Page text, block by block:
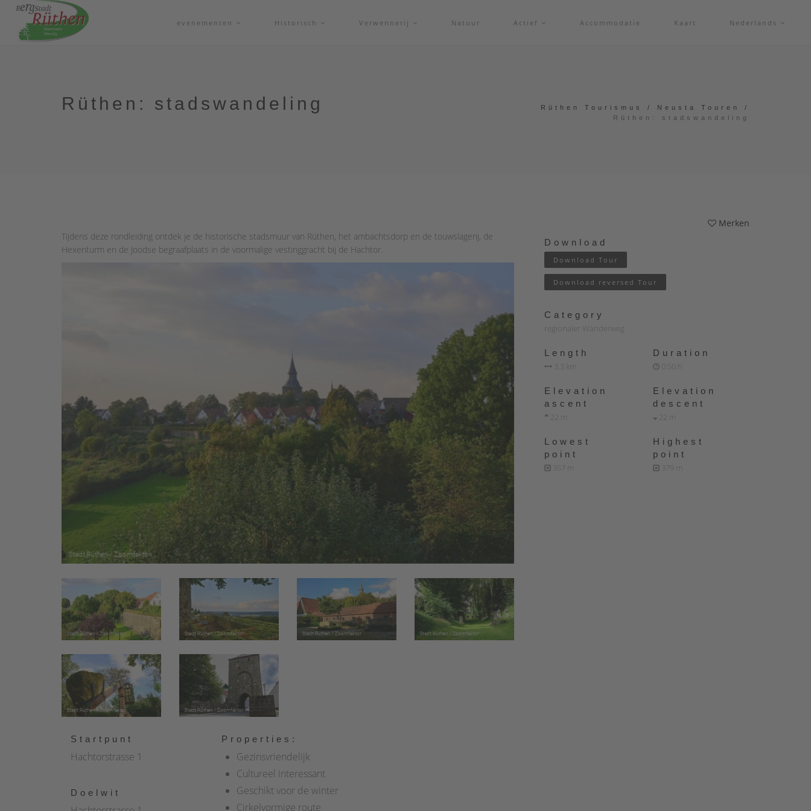
evenementen Historisch Verwennerij Natuur Actief Accommodatie Kaart Nederlands
Rüthen: stadswandeling Rüthen Tourismus / Neusta Touren
/
Rüthen: stadswandeling
Merken
Tijdens deze rondleiding ontdek je de historische stadsmuur van Rüthen, het ambachtsdorp en de touwslagerij, de
Hexenturm en de Joodse begraafplaats in de voormalige vestinggracht bij de Hachtor.
Startpunt
Hachtorstrasse 1
Doelwit
Properties:
Gezinsvriendelijk
Cultureel interessant
Geschikt voor de winter
Cirkelvormige route
Download
Download Tour
Download reversed Tour
Category
regionaler Wanderweg
Length
3.3 km
Duration
0:50 h
Elevation
ascent
22 m
Elevation
descent
22 m
Lowest
point
357 m
Highest
point
379 m